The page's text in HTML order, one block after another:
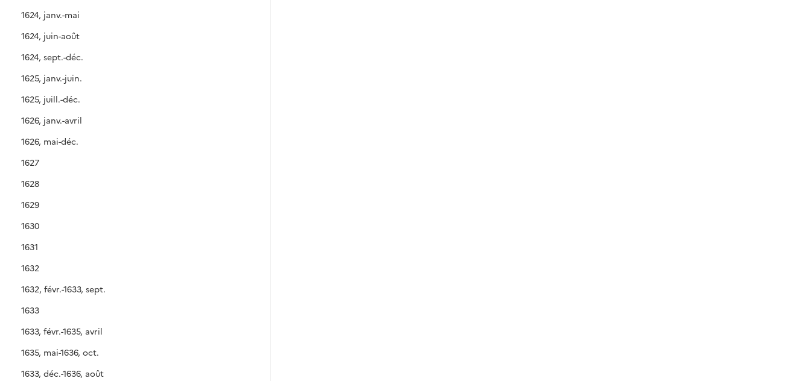
1624, janv.-mai
1624, juin-août
1624, sept.-déc.
1625, janv.-juin.
1625, juill.-déc.
1626, janv.-avril
1626, mai-déc.
1627
1628
1629
1630
1631
1632
1632, févr.-1633, sept.
1633
1633, févr.-1635, avril
1635, mai-1636, oct.
1633, déc.-1636, août